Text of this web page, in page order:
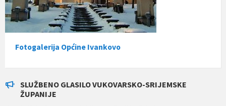
Fotogalerija Općine Ivankovo
SLUŽBENO GLASILO VUKOVARSKO-SRIJEMSKE
ŽUPANIJE